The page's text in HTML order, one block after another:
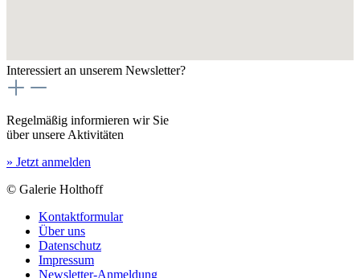
Interessiert an unserem Newsletter?
Regelmäßig informieren wir Sie
über unsere Aktivitäten
» Jetzt anmelden
© Galerie Holthoff
Kontaktformular
Über uns
Datenschutz
Impressum
Newsletter-Anmeldung